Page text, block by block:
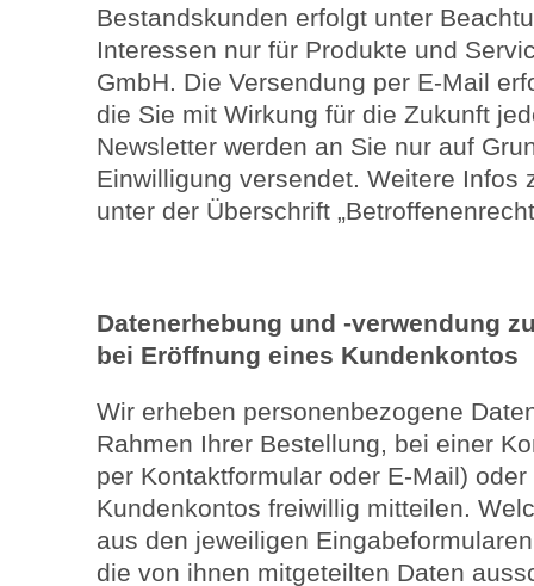
Bestandskunden erfolgt unter
Interessen nur für Produkte und
GmbH. Die Versendung per E-Mail
die Sie mit Wirkung für die Zukunft
Newsletter werden an Sie nur auf
Einwilligung versendet. Weitere Infos
unter der Überschrift
Datenerhebung und -verwendung
bei Eröffnung eines Kundenkontos
Wir erheben personenbezogene
Rahmen Ihrer Bestellung, bei einer
per Kontaktformular oder E-Mail)
Kundenkontos freiwillig mitteilen.
aus den jeweiligen
die von ihnen mitgeteilten Daten